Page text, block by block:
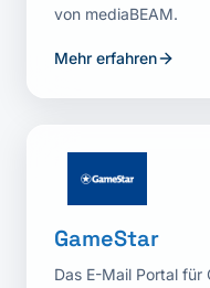
von mediaBEAM.
Mehr erfahren
GameStar
Das E-Mail Portal für